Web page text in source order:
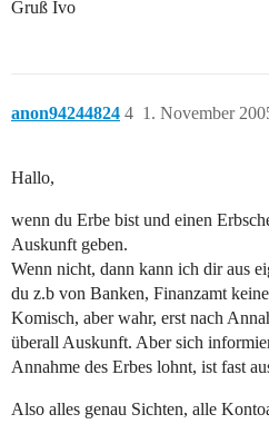
Gruß Ivo
anon94244824 1. November
4
Hallo,
wenn du Erbe bist und einen
Auskunft geben.
Wenn nicht, dann kann ich dir aus
du z.b von Banken, Finanzamt
Komisch, aber wahr, erst nach
überall Auskunft. Aber sich
Annahme des Erbes lohnt, ist fast
Also alles genau Sichten, alle